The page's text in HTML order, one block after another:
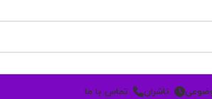
ناشران تماس با ما